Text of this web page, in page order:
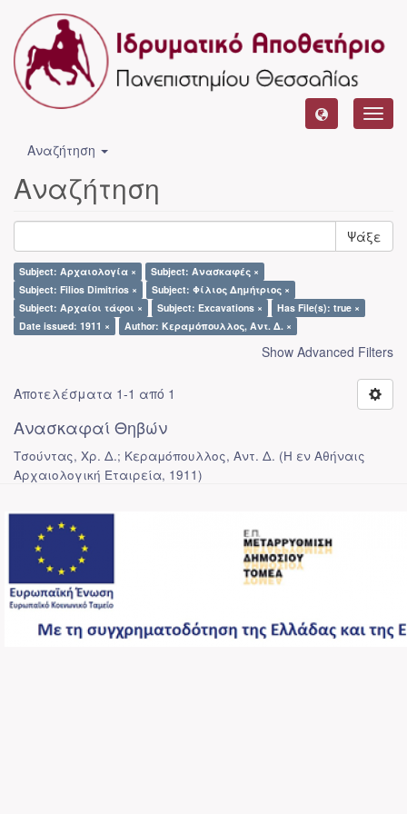
Αναζήτηση
Αναζήτηση
Ψάξε
Subject: Αρχαιολογία ×
Subject: Ανασκαφές ×
Subject: Filios Dimitrios ×
Subject: Φίλιος Δημήτριος ×
Subject: Αρχαίοι τάφοι ×
Subject: Excavations ×
Has File(s): true ×
Date issued: 1911 ×
Author: Κεραμόπουλλος, Αντ. Δ. ×
Show Advanced Filters
Αποτελέσματα 1-1 από 1
Ανασκαφαί Θηβών
Τσούντας, Χρ. Δ.; Κεραμόπουλλος, Αντ. Δ. (Η εν Αθήναις
Αρχαιολογική Εταιρεία, 1911)